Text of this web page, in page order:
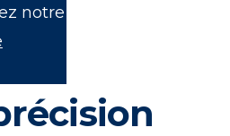
notre